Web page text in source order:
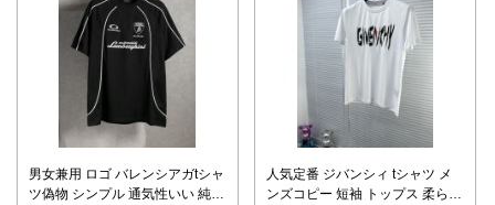
男女兼用 ロゴ バレンシアガtシャ
ツ偽物 シンプル 通気性いい 純綿
人気定番 ジバンシィ tシャツ メ
ンズコピー 短袖 トップス 柔らか